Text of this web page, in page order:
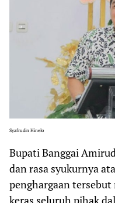
Syafrudin Hinelo
Bupati Banggai
dan rasa syukurnya
penghargaan
keras seluruh pihak